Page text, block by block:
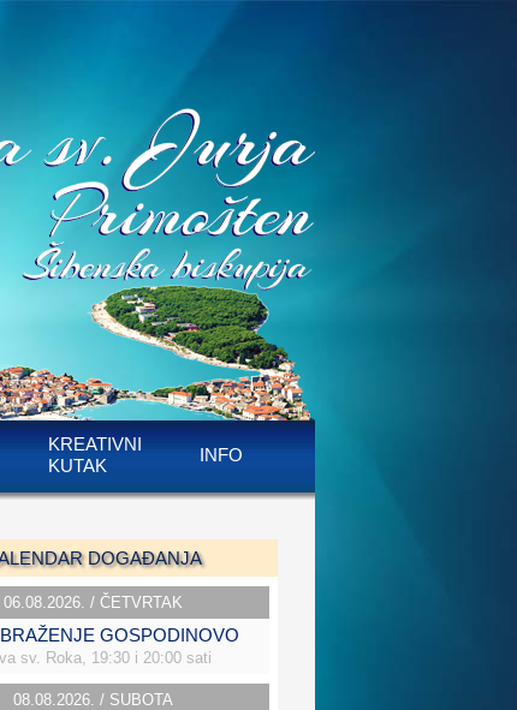
KREATIVNI
KUTAK
INFO
DOGAĐANJA
06.08.2026. / ČETVRTAK
GOSPODINOVO
sv. Roka, 19:30 i 20:00 sati
08.08.2026. / SUBOTA